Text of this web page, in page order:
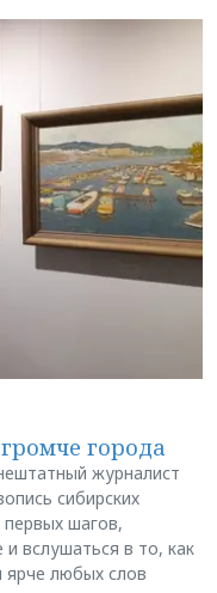
города
журналист
сибирских
первых шагов,
вслушаться в то, как
ярче любых слов